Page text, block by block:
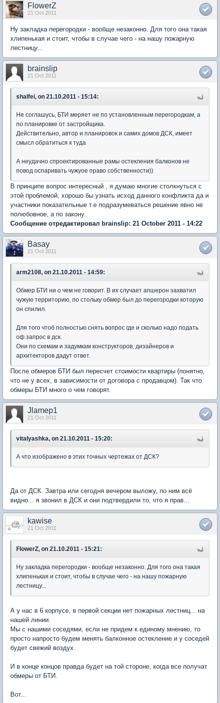
FlowerZ
21 Oct 2011
Ну закладка перегородки - вообще незаконно. Для того она такая
хлипенькая и стоит, чтобы в случае чего - на нашу пожарную
лестницу...
brainslip
21 Oct 2011
shalfei, on 21.10.2011 - 15:14:
Не соглашусь, БТИ меряет не по установленным перегородкам, а
по планировке от застройщика.
Действительно, автор и планировок и самих домов ДСК, имеет
смысл обратиться к туда
А неудачно спроектированные рамы остекления балконов не
повод оспаривать чужуое право собственности))
В принципе вопрос интересный , я думаю многие столкнуться с
этой проблемой, хорошо бы узнать исход данного конфликта да и
участники показательные т.е подразумеваться решение явно не
полюбовное, а по закону.
Сообщение отредактировал brainslip: 21 October 2011 - 14:22
Basay
21 Oct 2011
arm2108, on 21.10.2011 - 14:59:
Обмер БТИ ни о чем не говорит. В их случает апшерон захватил
чужую территорию, по стольку обмер был до перегородки которую
он спилил.
Для того чтоб полностью снять вопрос где и сколько надо подать
оф.запрос в дск.
Они по схемам и задумкам конструкторов, дизайнеров и
архитекторов дадут ответ.
После обмеров БТИ был пересчет стоимости квартиры (понятно,
что не у всех, в зависимости от договора с продавцом). Так что
обмеры БТИ много о чем говорят.
Jlamep1
21 Oct 2011
vitalyashka, on 21.10.2011 - 15:20:
А что изображено в этих точных чертежах от ДСК?
Да от ДСК. Завтра или сегодня вечером выложу, по ним всё
видно... я звонил в ДСК и они подтвердили то, что я прав...
kawise
21 Oct 2011
FlowerZ, on 21.10.2011 - 15:21:
Ну закладка перегородки - вообще незаконно. Для того она такая
хлипенькая и стоит, чтобы в случае чего - на нашу пожарную
лестницу...
А у нас в 6 корпусе, в первой секции нет пожарных лестниц... на
нашей линии.
Мы с нашими соседями, если не придем к единому мнению, то
просто напросто будем менять балконное остекление и у соседей
будет свежий воздух.
И в конце концов правда будет на той стороне, когда все получат
обмеры от БТИ.
Вот...